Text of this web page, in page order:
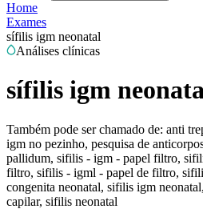
Home
Exames
sífilis igm neonatal
Análises clínicas
sífilis igm
Também pode ser chamado de: anti
igm no pezinho, pesquisa de
pallidum, sifilis - igm - papel filtro,
filtro, sifilis - igml - papel de filtro,
congenita neonatal, sifilis igm
capilar, sifilis neonatal